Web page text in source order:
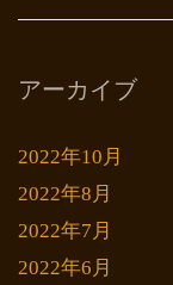
アーカイブ
2022年10月
2022年8月
2022年7月
2022年6月